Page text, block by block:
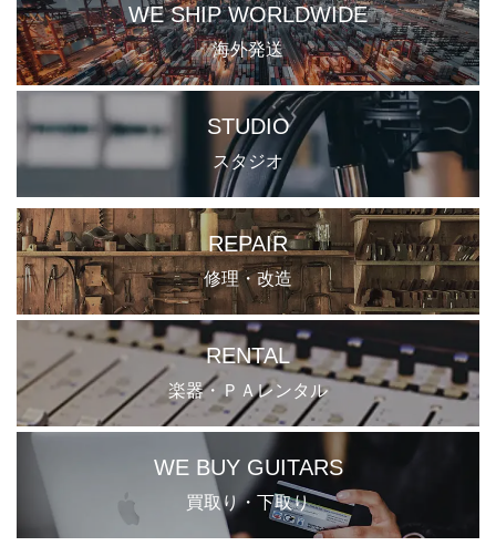
WE SHIP WORLDWIDE
海外発送
STUDIO
スタジオ
REPAIR
修理・改造
RENTAL
楽器・ＰＡレンタル
WE BUY GUITARS
買取り・下取り